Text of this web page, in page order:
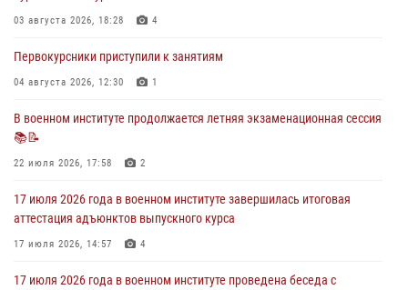
праздничный молебен
В военном институте завершается летняя экзаменационная сессия
27 июля 2026 года в военном институте поощрены курсанты
27 июля 2026, 10:45
03 августа 2026, 18:28 4
Первокурсники приступили к занятиям
04 августа 2026, 12:30 1
В военном институте продолжается летняя экзаменационная сессия
📚📝
22 июля 2026, 17:58 2
17 июля 2026 года в военном институте завершилась итоговая
аттестация адъюнктов выпускного курса
17 июля 2026, 14:57 4
17 июля 2026 года в военном институте проведена беседа с